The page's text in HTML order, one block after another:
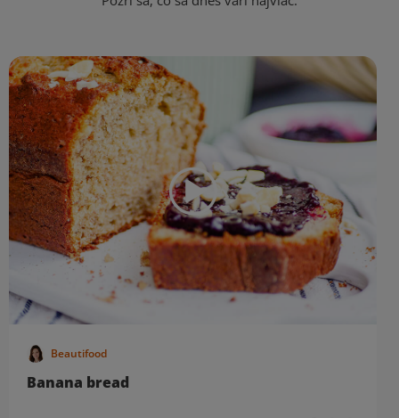
Beautifood
Banana bread